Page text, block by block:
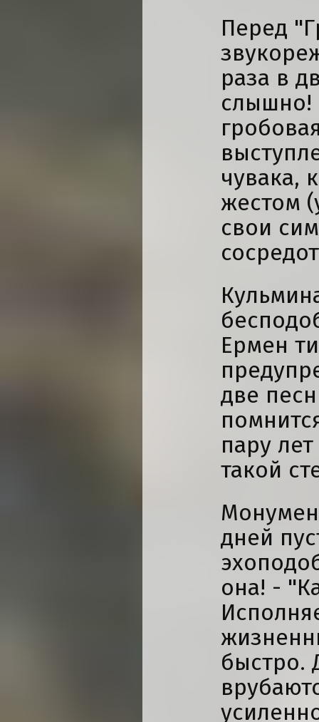
Перед
раза в
слышно!
чувака,
жестом
свои
Ермен
две
пару
такой
дней
она! -
быстро.